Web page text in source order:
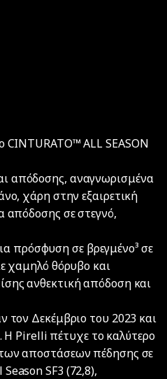
ALL SEASON
απόδοσης, αναγνωρισμένα
χάρη στην εξαιρετική
απόδοσης σε στεγνό,
πρόσφυση σε βρεγμένο³ σε
χαμηλό θόρυβο και
ανθεκτική απόδοση και
τον Δεκέμβριο του 2023 και
Η Pirelli πέτυχε το καλύτερο
αποστάσεων πέδησης σε
SF3 (72,8),